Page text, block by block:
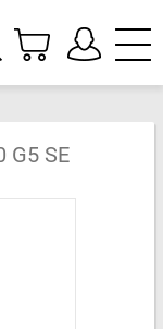
G5 SE